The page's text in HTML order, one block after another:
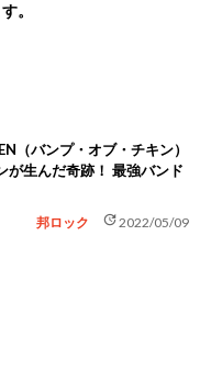
。
（バンプ・オブ・チキン）
が生んだ奇跡！ 最強バンド
邦ロック update2022/05/09